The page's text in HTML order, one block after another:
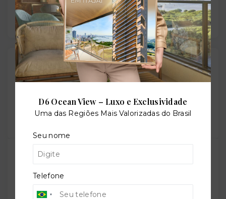
Leaflet
Gostou do imóvel?
Salve ele nos seus favoritos ou então compartilhe
Compartilhar
TORQUATO - Corretor de Imóveis
CRECI -
(47) 9 9147-9687
D6 Ocean View – Luxo e Exclusividade
Uma das Regiões Mais Valorizadas do Brasil
Seu nome
Telefone